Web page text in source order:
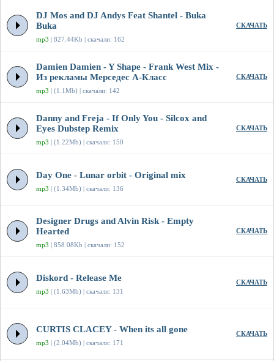
DJ Mos and DJ Andys Feat Shantel - Buka
Buka
mp3 | 827.44Kb | скачали: 162
СКАЧАТЬ
Damien Damien - Y Shape - Frank West Mix -
Из рекламы Мерседес А-Класс
mp3 | (1.1Mb) | скачали: 142
СКАЧАТЬ
Danny and Freja - If Only You - Silcox and
Eyes Dubstep Remix
mp3 | (1.22Mb) | скачали: 150
СКАЧАТЬ
Day One - Lunar orbit - Original mix
mp3 | (1.34Mb) | скачали: 136
СКАЧАТЬ
Designer Drugs and Alvin Risk - Empty
Hearted
mp3 | 858.08Kb | скачали: 152
СКАЧАТЬ
Diskord - Release Me
mp3 | (1.63Mb) | скачали: 131
СКАЧАТЬ
CURTIS CLACEY - When its all gone
mp3 | (2.04Mb) | скачали: 171
СКАЧАТЬ